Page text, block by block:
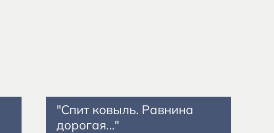
"Спит ковыль. Равнина
дорогая…"